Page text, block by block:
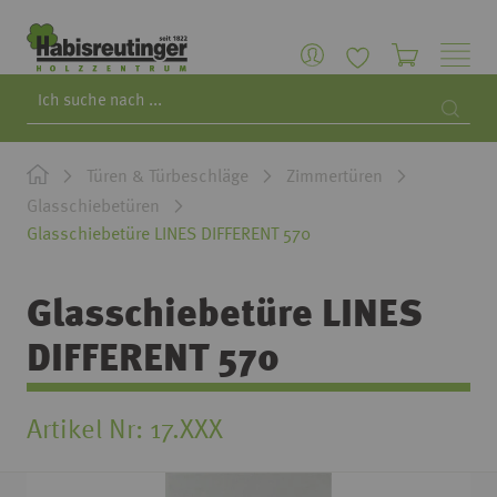
Türen & Türbeschläge
Zimmertüren
Glasschiebetüren
Glasschiebetüre LINES DIFFERENT 570
Glasschiebetüre LINES
DIFFERENT 570
Artikel Nr 17.XXX